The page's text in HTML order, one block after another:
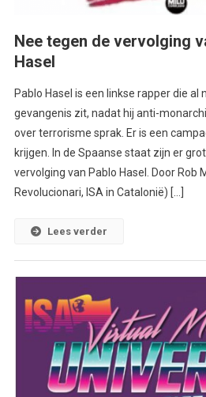
Nee tegen de vervolging
Hasel
Pablo Hasel is een linkse rapper die al
gevangenis zit, nadat hij anti-
over terrorisme sprak. Er is een
krijgen. In de Spaanse staat zijn er
vervolging van Pablo Hasel. Door Rob
Revolucionari, ISA in Catalonië) […]
Lees verder